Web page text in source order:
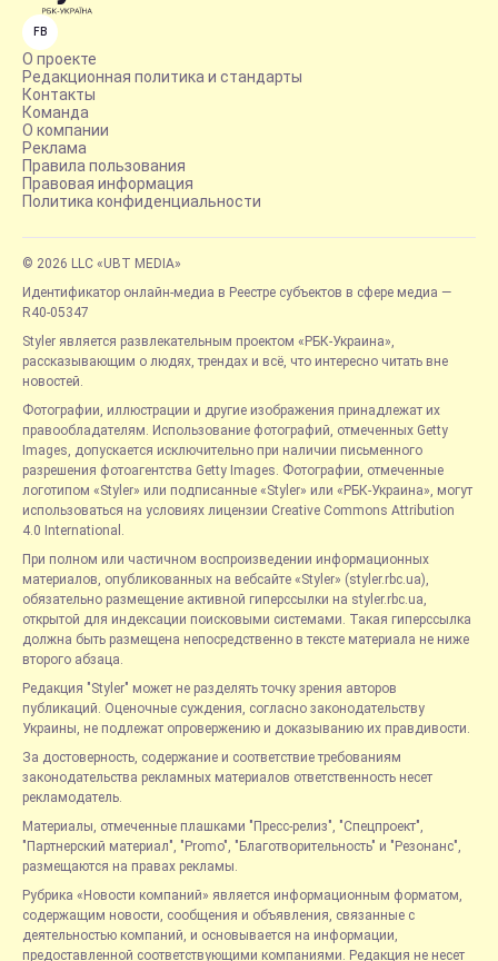
FB
О проекте
Редакционная политика и стандарты
Контакты
Команда
О компании
Реклама
Правила пользования
Правовая информация
Политика конфиденциальности
© 2026 LLC «UBT MEDIA»
Идентификатор онлайн-медиа в Реестре субъектов в сфере медиа —
R40-05347
Styler является развлекательным проектом «РБК-Украина»,
рассказывающим о людях, трендах и всё, что интересно читать вне
новостей.
Фотографии, иллюстрации и другие изображения принадлежат их
правообладателям. Использование фотографий, отмеченных Getty
Images, допускается исключительно при наличии письменного
разрешения фотоагентства Getty Images. Фотографии, отмеченные
логотипом «Styler» или подписанные «Styler» или «РБК-Украина», могут
использоваться на условиях лицензии Creative Commons Attribution
4.0 International.
При полном или частичном воспроизведении информационных
материалов, опубликованных на вебсайте «Styler» (styler.rbc.ua),
обязательно размещение активной гиперссылки на styler.rbc.ua,
открытой для индексации поисковыми системами. Такая гиперссылка
должна быть размещена непосредственно в тексте материала не ниже
второго абзаца.
Редакция "Styler" может не разделять точку зрения авторов
публикаций. Оценочные суждения, согласно законодательству
Украины, не подлежат опровержению и доказыванию их правдивости.
За достоверность, содержание и соответствие требованиям
законодательства рекламных материалов ответственность несет
рекламодатель.
Материалы, отмеченные плашками "Пресс-релиз", "Спецпроект",
"Партнерский материал", "Promo", "Благотворительность" и "Резонанс",
размещаются на правах рекламы.
Рубрика «Новости компаний» является информационным форматом,
содержащим новости, сообщения и объявления, связанные с
деятельностью компаний, и основывается на информации,
предоставленной соответствующими компаниями. Редакция не несет